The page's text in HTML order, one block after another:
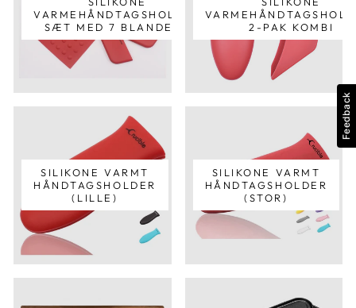
VARMEHÅNDTAGSHOLDER
SÆT MED 7 BLANDEDE
2-PAK KOMBI
SILIKONE VARMT
HÅNDTAGSHOLDER
(LILLE)
SILIKONE VARMT
HÅNDTAGSHOLDER
(STOR)
Feedback